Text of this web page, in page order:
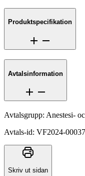
Produktspecifikation
Avtalsinformation
Avtalsgrupp: Anestesi-
Avtals-id: VF2024-
Skriv ut sidan